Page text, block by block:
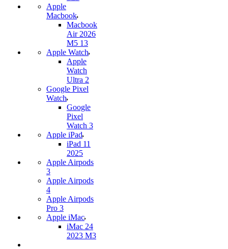
Apple
Macbook
Macbook
Air 2026
M5 13
Apple Watch
Apple
Watch
Ultra 2
Google Pixel
Watch
Google
Pixel
Watch 3
Apple iPad
iPad 11
2025
Apple Airpods
3
Apple Airpods
4
Apple Airpods
Pro 3
Apple iMac
iMac 24
2023 M3